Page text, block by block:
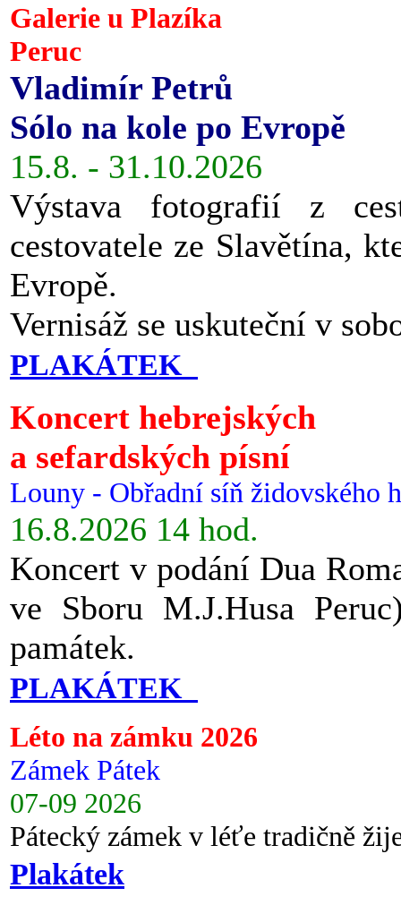
Galerie u Plazíka
Peruc
Vladimír Petrů
Sólo na kole po Evropě
15.8. - 31.10.2026
Výstava fotografií z
cestovatele ze Slavětína,
Evropě.
Vernisáž se uskuteční v
PLAKÁTEK
Koncert hebrejských
a sefardských písní
Louny - Obřadní síň židovského
16.8.2026 14 hod.
Koncert v podání Dua
ve Sboru M.J.Husa
památek.
PLAKÁTEK
Léto na zámku 2026
Zámek Pátek
07-09 2026
Pátecký zámek v léťe tradičně
Plakátek